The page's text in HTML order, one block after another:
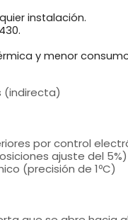
instalación.
y menor
(indirecta)
por control
ajuste del 5%)
(precisión de 1ºC)